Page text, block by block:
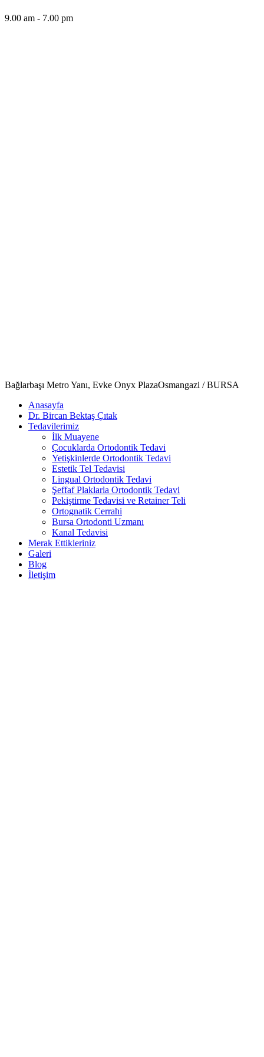
9.00 am - 7.00 pm
Bağlarbaşı Metro Yanı, Evke Onyx PlazaOsmangazi / BURSA
Anasayfa
Dr. Bircan Bektaş Çıtak
Tedavilerimiz
İlk Muayene
Çocuklarda Ortodontik Tedavi
Yetişkinlerde Ortodontik Tedavi
Estetik Tel Tedavisi
Lingual Ortodontik Tedavi
Şeffaf Plaklarla Ortodontik Tedavi
Pekiştirme Tedavisi ve Retainer Teli
Ortognatik Cerrahi
Bursa Ortodonti Uzmanı
Kanal Tedavisi
Merak Ettikleriniz
Galeri
Blog
İletişim